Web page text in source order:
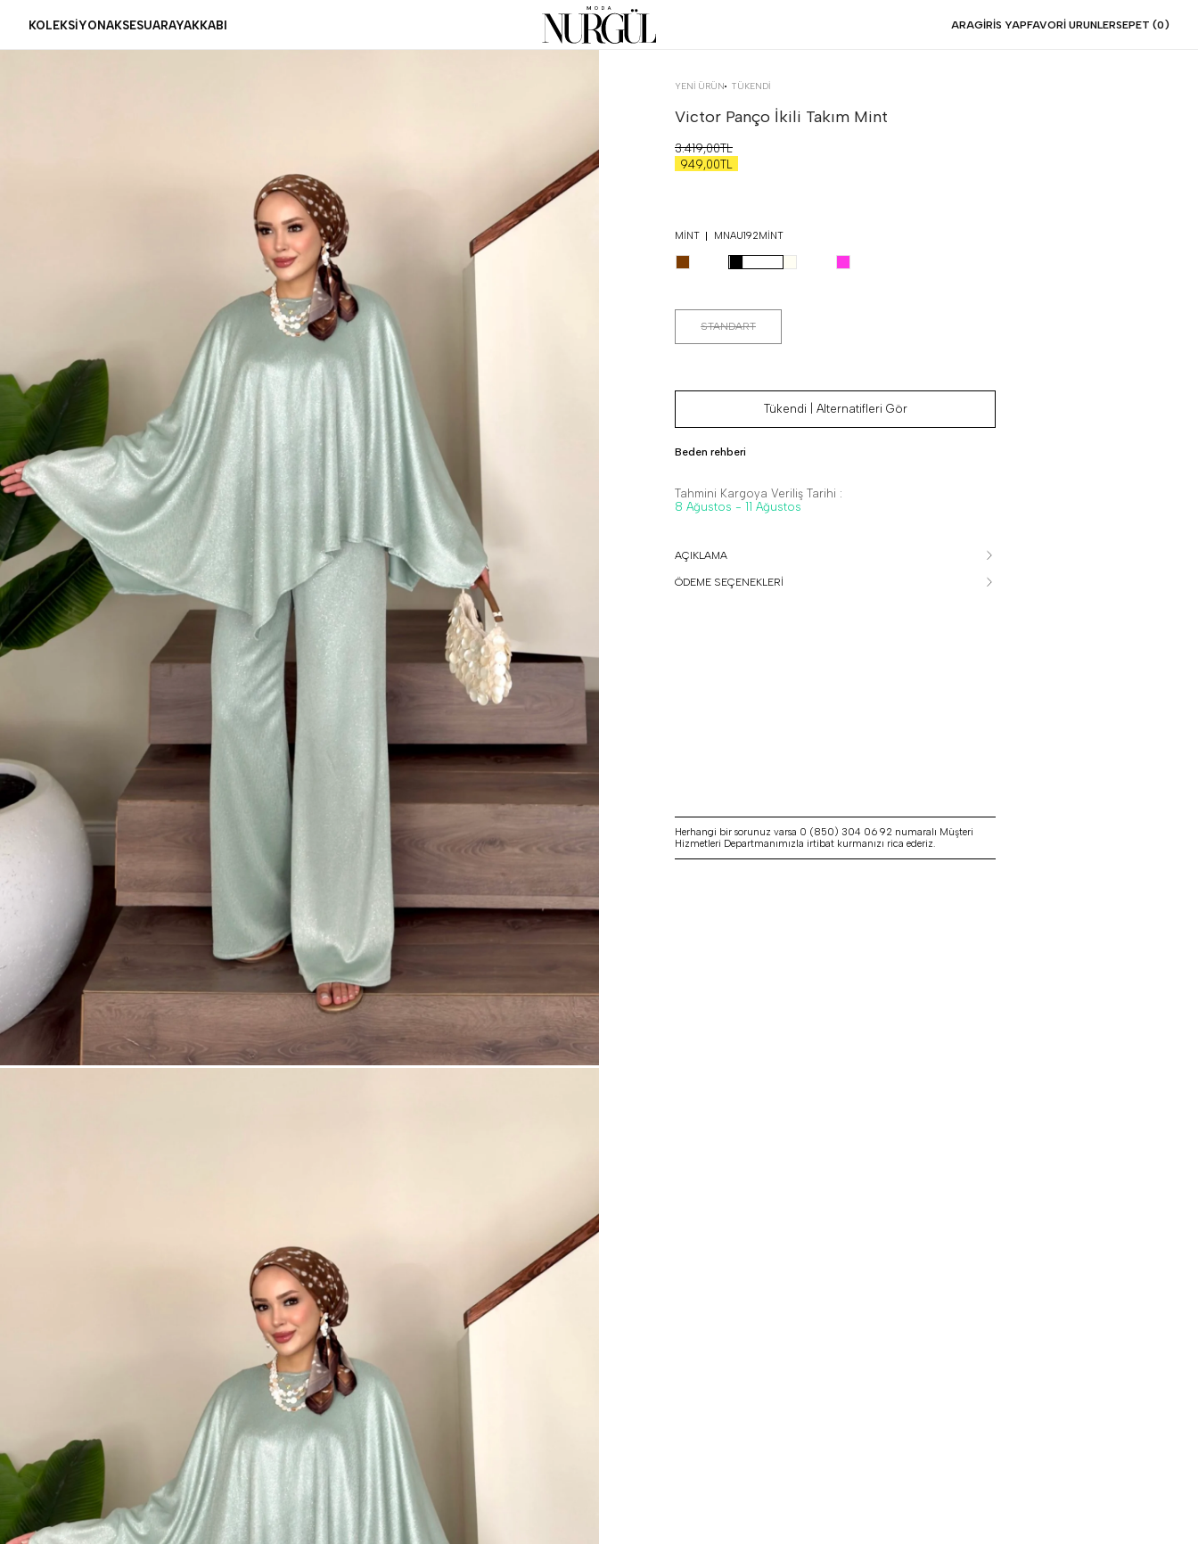
KOLEKSİYONAKSESUARAYAKKABI ARAGIRIS YAPFAVORI URUNLERSEPET (0 )
YENİ ÜRÜN TÜKENDI
Victor Panço İkili Takım Mint
3.419,00TL
949,00TL
MINT MNAU192MINT
STANDART
Tükendi | Alternatifleri Gör
Beden rehberi
Tahmini Kargoya Veriliş Tarihi :
8 Ağustos - 11 Ağustos
AÇIKLAMA
ÖDEME SEÇENEKLERİ
Herhangi bir sorunuz varsa 0 (850) 304 06 92 numaralı Müşteri
Hizmetleri Departmanımızla irtibat kurmanızı rica ederiz.